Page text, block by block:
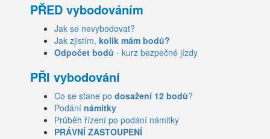
PŘED vybodováním
Jak se nevybodovat?
Jak zjistím, kolik mám bodů?
Odpočet bodů - kurz bezpečné jízdy
PŘI vybodování
Co se stane po dosažení 12 bodů?
Podání námitky
Průběh řízení po podání námitky
PRÁVNÍ ZASTOUPENÍ